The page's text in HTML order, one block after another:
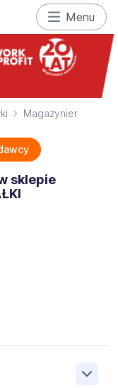
Menu
Magazynier
sklepie